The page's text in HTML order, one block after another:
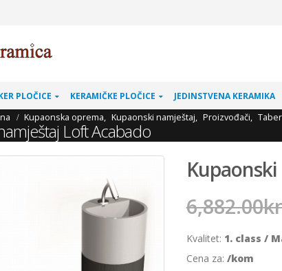
PLOČICE KERAMIČKE PLOČICE JEDINSTVENA KERAMIKA
Kupaonska oprema, Kupaonski namještaj, Proizvođači,
Loft Acabado
6,882.00
Kvalitet: 1. class /
Cena za: /kom